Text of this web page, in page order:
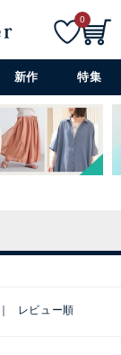
詳細検索+
0
新作 特集
レビュー順